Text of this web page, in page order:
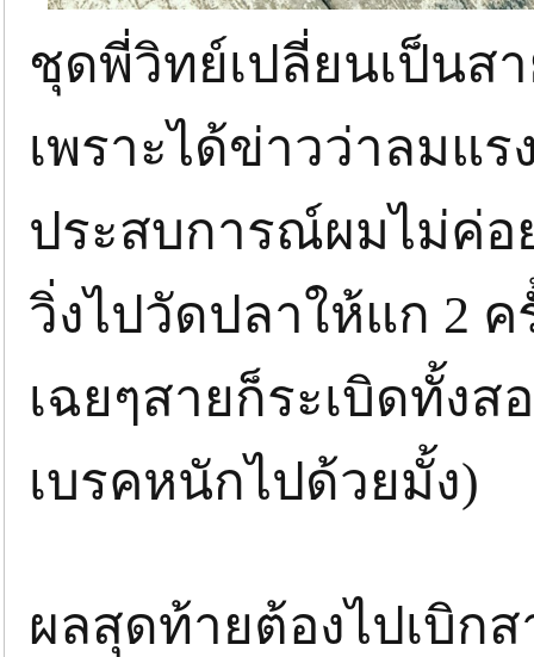
ชุดพี่วิทย์เปลี่ยนเป็นส
เพราะได้ข่าวว่าลมแ
ประสบการณ์ผมไม่ค่อ
วิ่งไปวัดปลาให้แก 2
เฉยๆสายก็ระเบิดทั้งส
เบรคหนักไปด้วยมั้ง)
ผลสุดท้ายต้องไปเบิก